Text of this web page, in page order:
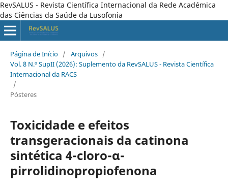
RevSALUS - Revista Científica Internacional da Rede Académica
das Ciências da Saúde da Lusofonia
Página de Início / Arquivos /
Vol. 8 N.º SupII (2026): Suplemento da RevSALUS - Revista Científica
Internacional da RACS
/
Pósteres
Toxicidade e efeitos
transgeracionais da catinona
sintética 4-cloro-α-
pirrolidinopropiofenona